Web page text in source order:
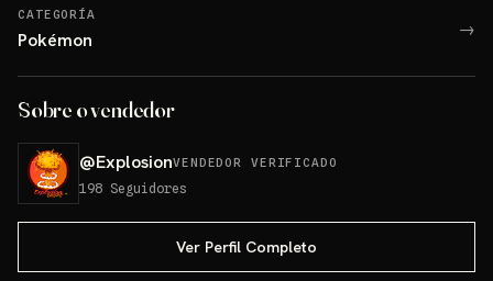
CATEGORÍA
Pokémon →
Sobre o vendedor
@ExplosionVENDEDOR VERIFICADO
198 Seguidores
Ver Perfil Completo